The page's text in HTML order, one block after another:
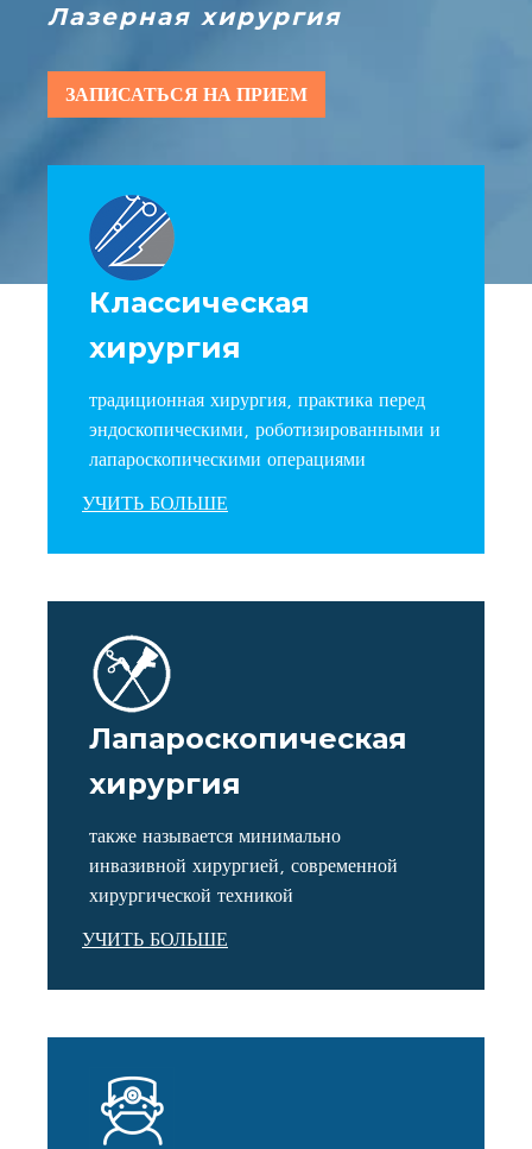
Лазерная хирургия
ЗАПИСАТЬСЯ НА ПРИЕМ
Классическая
хирургия
традиционная хирургия, практика перед
эндоскопическими, роботизированными и
лапароскопическими операциями
УЧИТЬ БОЛЬШЕ
Лапароскопическая
хирургия
также называется минимально
инвазивной хирургией, современной
хирургической техникой
УЧИТЬ БОЛЬШЕ